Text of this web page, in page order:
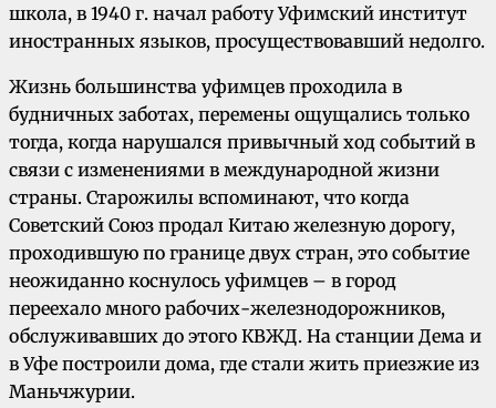
школа, в 1940 г. начал работу Уфимский институт
иностранных языков, просуществовавший недолго.
Жизнь большинства уфимцев проходила в
будничных заботах, перемены ощущались только
тогда, когда нарушался привычный ход событий в
связи с изменениями в международной жизни
страны. Старожилы вспоминают, что когда
Советский Союз продал Китаю железную дорогу,
проходившую по границе двух стран, это событие
неожиданно коснулось уфимцев – в город
переехало много рабочих-железнодорожников,
обслуживавших до этого КВЖД. На станции Дема и
в Уфе построили дома, где стали жить приезжие из
Маньчжурии.